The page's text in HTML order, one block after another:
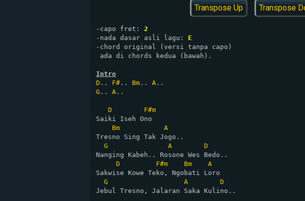
Transpose Up Transpose
-capo fret: 2
-nada dasar asli lagu: E
-chord original (versi tanpa capo)
ada di chords kedua (bawah).
Intro
D .. F# .. Bm .. A
G .. A ..
D
F#m
Saiki Iseh Ono
Bm
A
Tresno Sing Tak Jogo..
G
A
D
Nanging Kabeh.. Rosone Wes Bedo..
D
F#m Bm
A
Sakwise Kowe Teko, Ngobati Loro
G
A
D
Jebul Tresno, Jalaran Saka Kulino..